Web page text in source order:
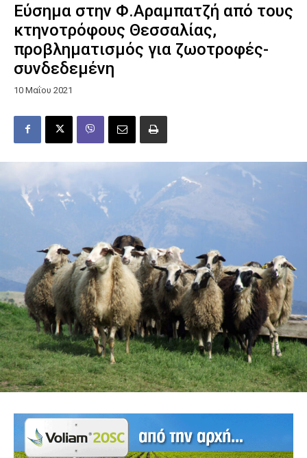
Εύσημα στην Φ.Αραμπατζή από τους
κτηνοτρόφους Θεσσαλίας,
προβληματισμός για ζωοτροφές-
συνδεδεμένη
10 Μαΐου 2021